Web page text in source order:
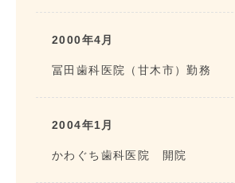
2000年4月
冨田歯科医院（甘木市）勤務
2004年1月
かわぐち歯科医院 開院